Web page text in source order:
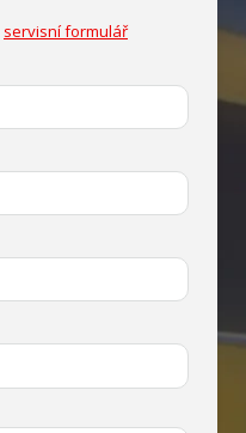
servisní formulář